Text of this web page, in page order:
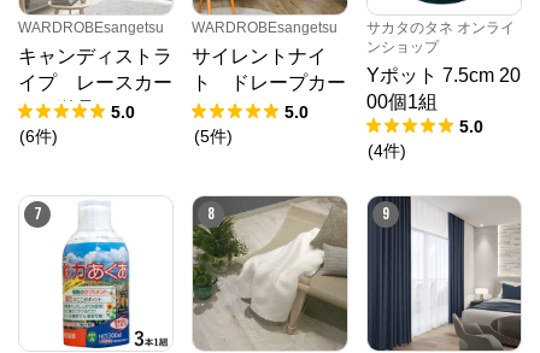
WARDROBEsangetsu
キャンディストラ
イプ レースカー
テン単品
5.0
(6件)
WARDROBEsangetsu
サイレントナイ
ト ドレープカー
テン
5.0
(5件)
サカタのタネ オンライ
ンショップ
Yポット 7.5cm 20
00個1組
5.0
(4件)
7 8 9